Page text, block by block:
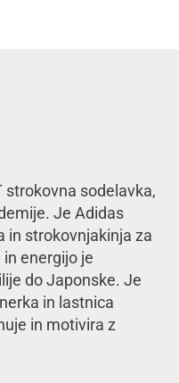
strokovna sodelavka,
Je Adidas
in strokovnjakinja za
energijo je
do Japonske. Je
in lastnica
in motivira z